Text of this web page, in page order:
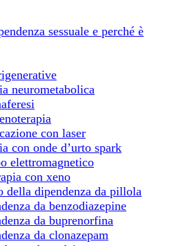
sessuale e perché è
neurometabolica
con laser
con onde d’urto spark
elettromagnetico
con xeno
della dipendenza da pillola
da benzodiazepine
da buprenorfina
da clonazepam